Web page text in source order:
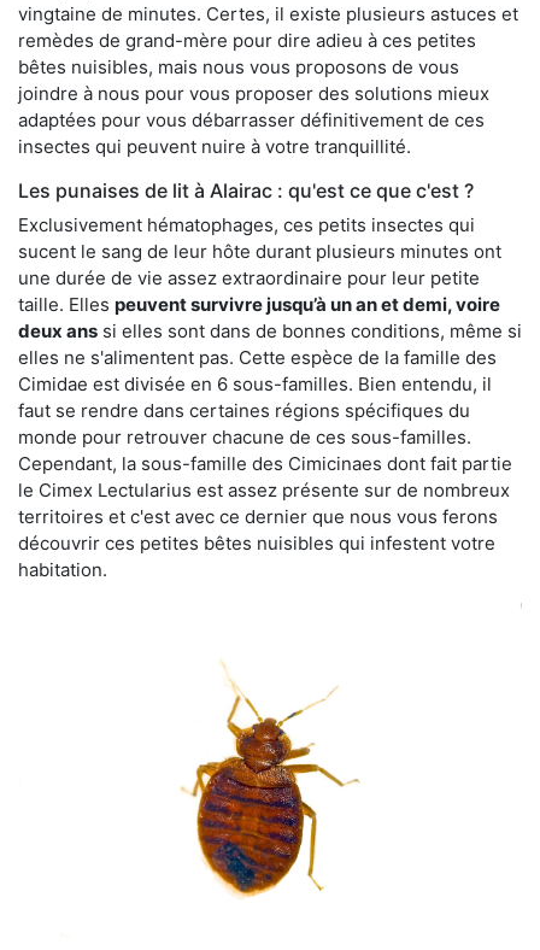
vingtaine de minutes. Certes, il existe plusieurs astuces et
remèdes de grand-mère pour dire adieu à ces petites
bêtes nuisibles, mais nous vous proposons de vous
joindre à nous pour vous proposer des solutions mieux
adaptées pour vous débarrasser définitivement de ces
insectes qui peuvent nuire à votre tranquillité.
Les punaises de lit à Alairac : qu'est ce que c'est ?
Exclusivement hématophages, ces petits insectes qui
sucent le sang de leur hôte durant plusieurs minutes ont
une durée de vie assez extraordinaire pour leur petite
taille. Elles peuvent survivre jusqu’à un an et demi, voire
deux ans si elles sont dans de bonnes conditions, même si
elles ne s'alimentent pas. Cette espèce de la famille des
Cimidae est divisée en 6 sous-familles. Bien entendu, il
faut se rendre dans certaines régions spécifiques du
monde pour retrouver chacune de ces sous-familles.
Cependant, la sous-famille des Cimicinaes dont fait partie
le Cimex Lectularius est assez présente sur de nombreux
territoires et c'est avec ce dernier que nous vous ferons
découvrir ces petites bêtes nuisibles qui infestent votre
habitation.